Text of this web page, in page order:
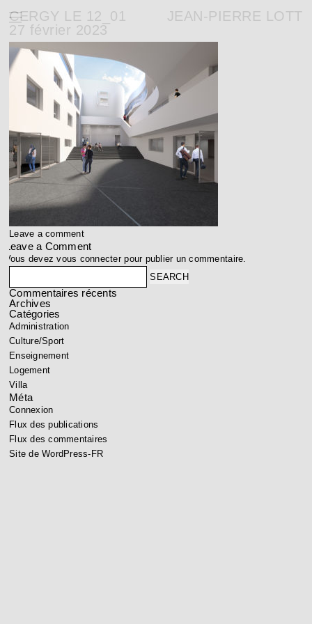
JEAN-PIERRE LOTT
CERGY LE 12_01
27 février 2023
Leave a comment
Leave a Comment
Vous devezvous connecterpour publier un commentaire.
Commentaires récents
Archives
Catégories
Administration
Culture/Sport
Enseignement
Logement
Villa
Méta
Connexion
Flux des publications
Flux des commentaires
Site de WordPress-FR